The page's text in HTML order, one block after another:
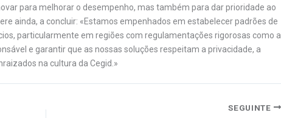
para melhorar o desempenho, mas também para dar prioridade ao
ainda, a concluir: «Estamos empenhados em estabelecer padrões de
particularmente em regiões com regulamentações rigorosas como a
e garantir que as nossas soluções respeitam a privacidade, a
na cultura da Cegid.»
SEGUINTE